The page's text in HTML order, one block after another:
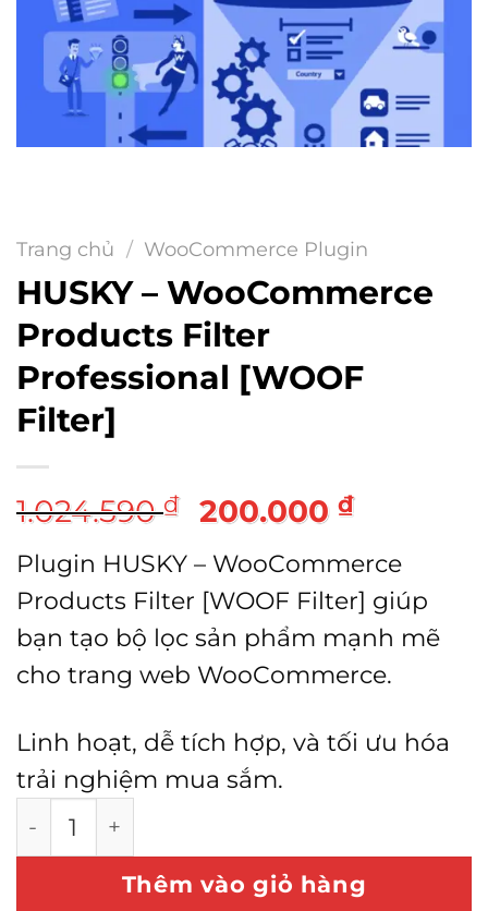
Trang chủ / WooCommerce Plugin
HUSKY – WooCommerce
Products Filter
Professional [WOOF
Filter]
1.024.590₫
Giá
là:
1.024.590 ₫.
200.000 ₫Giá
tại
là:
Plugin HUSKY – WooCommerce
Products Filter [WOOF Filter] giúp
bạn tạo bộ lọc sản phẩm mạnh mẽ
cho trang web WooCommerce.
Linh hoạt, dễ tích hợp, và tối ưu hóa
trải nghiệm mua sắm.
HUSKY - WooCommerce Products Filter
Thêm vào giỏ hàng